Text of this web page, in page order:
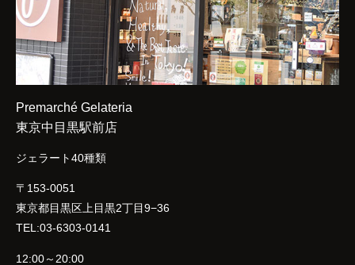
Premarché Gelateria
東京中目黒駅前店
ジェラート40種類
〒153-0051
東京都目黒区上目黒2丁目9−36
TEL:03-6303-0141
12:00～20:00